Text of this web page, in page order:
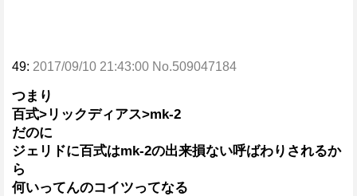
49: 2017/09/10 21:43:00 No.509047184
つまり
百式>リックディアス>mk-2
だのに
ジェリドに百式はmk-2の出来損ない呼ばわりされるか
ら
何いってんのコイツってなる